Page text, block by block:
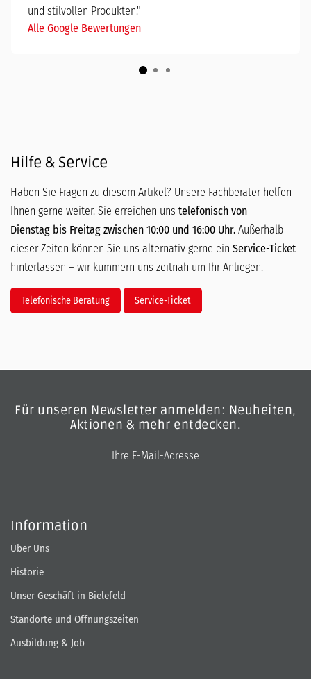
und stilvollen Produkten."
Alle Google Bewertungen
Hilfe & Service
Haben Sie Fragen zu diesem Artikel? Unsere Fachberater helfen
Ihnen gerne weiter. Sie erreichen uns telefonisch von
Dienstag bis Freitag zwischen 10:00 und 16:00 Uhr. Außerhalb
dieser Zeiten können Sie uns alternativ gerne ein Service-Ticket
hinterlassen – wir kümmern uns zeitnah um Ihr Anliegen.
Telefonische Beratung Service-Ticket
Für unseren Newsletter anmelden: Neuheiten,
Aktionen & mehr entdecken.
Information
Über Uns
Historie
Unser Geschäft in Bielefeld
Standorte und Öffnungszeiten
Ausbildung & Job